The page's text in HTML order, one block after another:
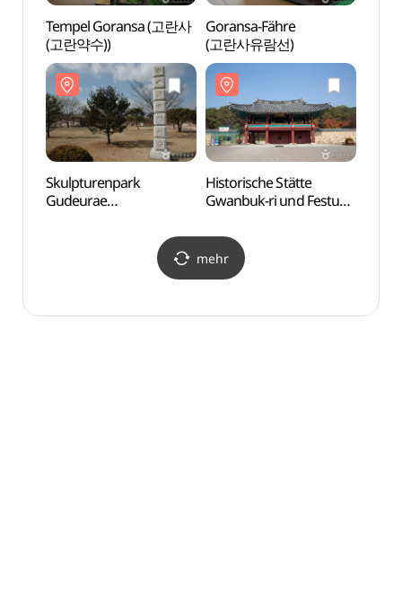
Tempel Goransa (고란사
(고란약수))
Goransa-Fähre
(고란사유람선)
Skulpturenpark
Gudeurae
Historische Stätte
Gwanbuk-ri und Festung
[UNESCO Welterbe]
(관북리유적과 부소산성
[유네스코 세계유산])
mehr